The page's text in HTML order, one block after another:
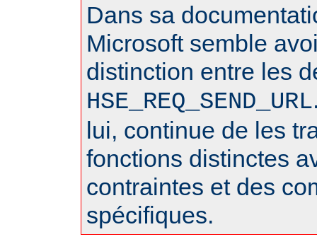
Dans sa
Microsoft semble
distinction entre les
HSE_REQ_SEND_URL
lui, continue de les
fonctions distinctes
contraintes et des
spécifiques.